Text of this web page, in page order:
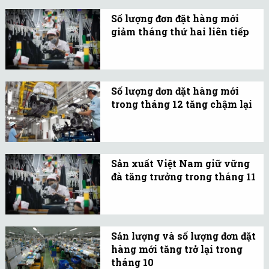
tục giảm giá bán hàng,
trong khi chi phí đầu vào
chỉ tăng nhẹ.
Số lượng đơn đặt hàng mới
giảm tháng thứ hai liên tiếp
hàng mới, sản lượng
ngành sản xuất cũng
giảm tháng thứ hai liên
Số lượng đơn đặt hàng mới
trong tháng 12 tăng chậm lại
xuất Việt Nam của S&P
Global trong tháng 12 đã
giảm xuống dưới ngưỡng
Sản xuất Việt Nam giữ vững
đà tăng trưởng trong tháng 11
xuất Việt Nam của S&P
Global vẫn nằm trên
ngưỡng 50 điểm trong
Sản lượng và số lượng đơn đặt
hàng mới tăng trở lại trong
tháng 10